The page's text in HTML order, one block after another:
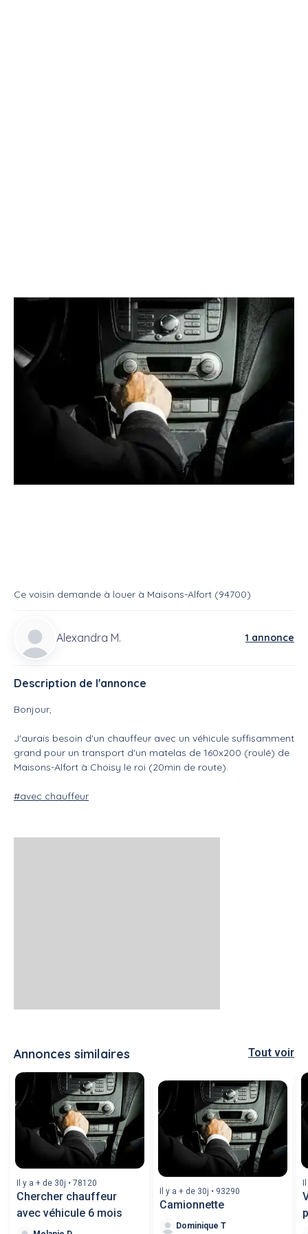
Avec chauffeur
Besoin d'un chauffeur
Avec chauffeur
Ce voisin demande à louer à Maisons-Alfort (94700)
Alexandra M. 1 annonce
Description de l'annonce
Bonjour,
J'aurais besoin d'un chauffeur avec un véhicule suffisamment
grand pour un transport d'un matelas de 160x200 (roulé) de
Maisons-Alfort à Choisy le roi (20min de route).
#avec chauffeur
Annonces similaires Tout voir
Il y a + de 30j • 78120
Chercher chauffeur
avec véhicule 6 mois
Il y a + de 30j • 93290
Camionnette
Dominique T
Il